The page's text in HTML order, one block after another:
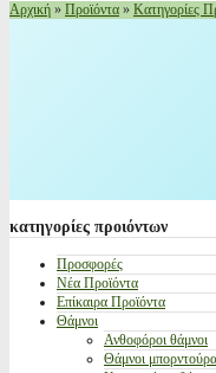
Αρχική » Προϊόντα » Κατηγορίες
κατηγορίες προιόντων
Προσφορές
Νέα Προϊόντα
Επίκαιρα Προϊόντα
Θάμνοι
Ανθοφόροι θάμνοι
Θάμνοι